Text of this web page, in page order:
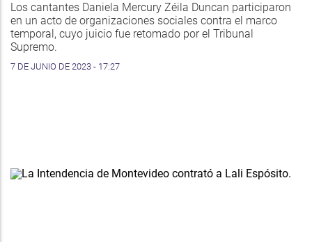
Los cantantes Daniela Mercury Zéila Duncan participaron
en un acto de organizaciones sociales contra el marco
temporal, cuyo juicio fue retomado por el Tribunal
Supremo.
7 DE JUNIO DE 2023 - 17:27